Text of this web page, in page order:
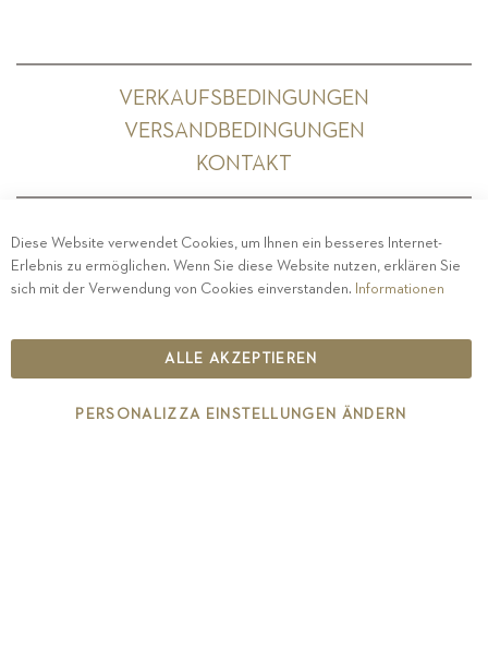
VERKAUFSBEDINGUNGEN
VERSANDBEDINGUNGEN
KONTAKT
PRIVACY-IMPRESSUM- COOKIE POLICY-
ETHISCHER KODEX
IT00126670215
Diese Website verwendet Cookies, um Ihnen ein besseres Internet-
Erlebnis zu ermöglichen. Wenn Sie diese Website nutzen, erklären Sie
sich mit der Verwendung von Cookies einverstanden. Informationen
ALLE AKZEPTIEREN
PERSONALIZZA EINSTELLUNGEN ÄNDERN